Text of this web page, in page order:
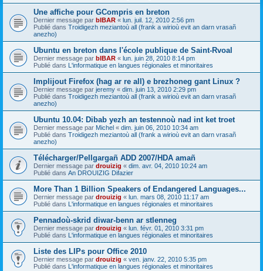
Une affiche pour GCompris en breton
Dernier message par bIBAR « lun. juil. 12, 2010 2:56 pm
Publié dans Troidigezh meziantoù all (frank a wirioù evit an darn vrasañ
anezho)
Ubuntu en breton dans l'école publique de Saint-Rvoal
Dernier message par bIBAR « lun. juin 28, 2010 8:14 pm
Publié dans L'informatique en langues régionales et minoritaires
Implijout Firefox (hag ar re all) e brezhoneg gant Linux ?
Dernier message par jeremy « dim. juin 13, 2010 2:29 pm
Publié dans Troidigezh meziantoù all (frank a wirioù evit an darn vrasañ
anezho)
Ubuntu 10.04: Dibab yezh an testennoù nad int ket troet
Dernier message par Michel « dim. juin 06, 2010 10:34 am
Publié dans Troidigezh meziantoù all (frank a wirioù evit an darn vrasañ
anezho)
Télécharger/Pellgargañ ADD 2007/HDA amañ
Dernier message par drouizig « dim. avr. 04, 2010 10:24 am
Publié dans An DROUIZIG Difazier
More Than 1 Billion Speakers of Endangered Languages...
Dernier message par drouizig « lun. mars 08, 2010 11:17 am
Publié dans L'informatique en langues régionales et minoritaires
Pennadoù-skrid diwar-benn ar stlenneg
Dernier message par drouizig « lun. févr. 01, 2010 3:31 pm
Publié dans L'informatique en langues régionales et minoritaires
Liste des LIPs pour Office 2010
Dernier message par drouizig « ven. janv. 22, 2010 5:35 pm
Publié dans L'informatique en langues régionales et minoritaires